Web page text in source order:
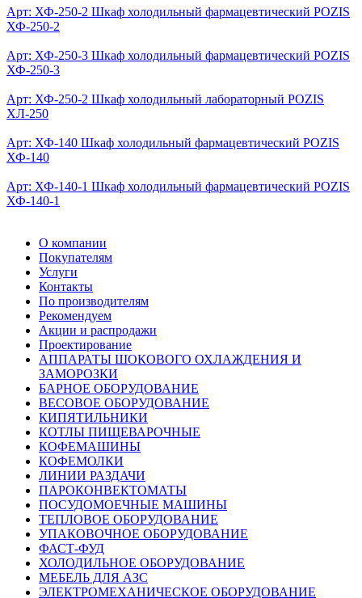
Арт: ХФ-250-2 Шкаф холодильный фармацевтический POZIS
ХФ-250-2
Арт: ХФ-250-3 Шкаф холодильный фармацевтический POZIS
ХФ-250-3
Арт: ХФ-250-2 Шкаф холодильный лабораторный POZIS
ХЛ-250
Арт: ХФ-140 Шкаф холодильный фармацевтический POZIS
ХФ-140
Арт: ХФ-140-1 Шкаф холодильный фармацевтический POZIS
ХФ-140-1
О компании
Покупателям
Услуги
Контакты
По производителям
Рекомендуем
Акции и распродажи
Проектирование
АППАРАТЫ ШОКОВОГО ОХЛАЖДЕНИЯ И
ЗАМОРОЗКИ
БАРНОЕ ОБОРУДОВАНИЕ
ВЕСОВОЕ ОБОРУДОВАНИЕ
КИПЯТИЛЬНИКИ
КОТЛЫ ПИЩЕВАРОЧНЫЕ
КОФЕМАШИНЫ
КОФЕМОЛКИ
ЛИНИИ РАЗДАЧИ
ПАРОКОНВЕКТОМАТЫ
ПОСУДОМОЕЧНЫЕ МАШИНЫ
ТЕПЛОВОЕ ОБОРУДОВАНИЕ
УПАКОВОЧНОЕ ОБОРУДОВАНИЕ
ФАСТ-ФУД
ХОЛОДИЛЬНОЕ ОБОРУДОВАНИЕ
МЕБЕЛЬ ДЛЯ АЗС
ЭЛЕКТРОМЕХАНИЧЕСКОЕ ОБОРУДОВАНИЕ